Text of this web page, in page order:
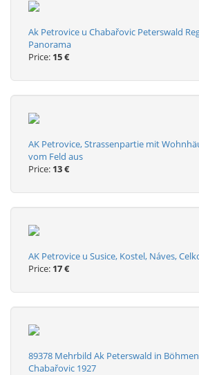
Ak Petrovice u Chabařovic Peterswald
Panorama
Price: 15 €
AK Petrovice, Strassenpartie mit
vom Feld aus
Price: 13 €
AK Petrovice u Susice, Kostel, Náves,
Price: 17 €
89378 Mehrbild Ak Peterswald in
Chabařovic 1927